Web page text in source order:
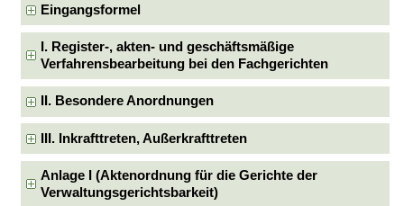
Eingangsformel
I. Register-, akten- und geschäftsmäßige
Verfahrensbearbeitung bei den Fachgerichten
II. Besondere Anordnungen
III. Inkrafttreten, Außerkrafttreten
Anlage I (Aktenordnung für die Gerichte der
Verwaltungsgerichtsbarkeit)